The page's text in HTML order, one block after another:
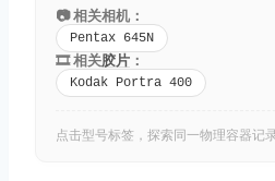
📷 相关相机：
Pentax 645N
🎞️ 相关胶片 ：
Kodak Portra 400
点击型号标签，探索同一物理容器记